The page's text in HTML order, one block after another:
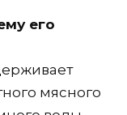
его
мясного